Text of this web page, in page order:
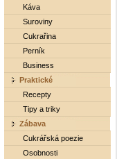
Káva
Suroviny
Cukrařina
Perník
Business
Praktické
Recepty
Tipy a triky
Zábava
Cukrářská poezie
Osobnosti